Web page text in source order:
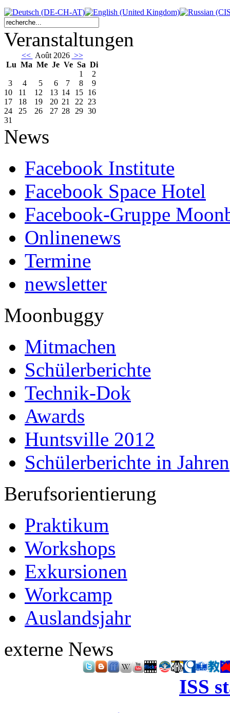
Veranstaltungen
<< Août 2026 >>
Lu Ma Me Je Ve Sa Di
1
2
3
4 5 6 7 8
9
10
11 12 13 14 15 16
17
18 19 20 21 22 23
24
25 26 27 28 29 30
31
News
Facebook Institute
Facebook Space Hotel
Facebook-Gruppe
Onlinenews
Termine
newsletter
Moonbuggy
Mitmachen
Schülerberichte
Technik-Dok
Awards
Huntsville 2012
Schülerberichte in Jahren
Berufsorientierung
Praktikum
Workshops
Exkursionen
Workcamp
Auslandsjahr
externe News
ISS